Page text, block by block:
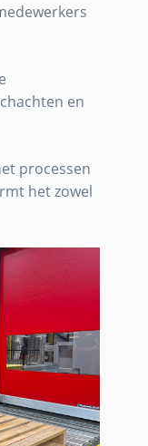
en
processen
het zowel